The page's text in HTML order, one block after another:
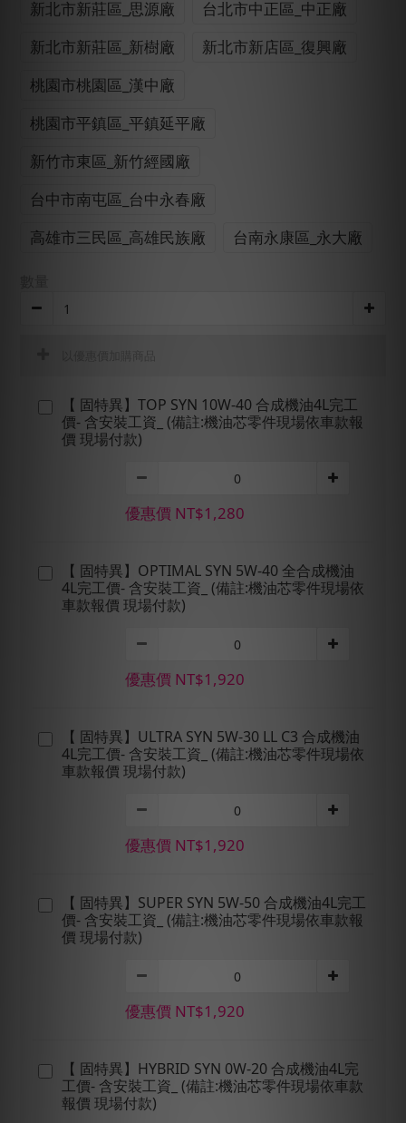
新北市新莊區_思源廠
台北市中正區_中正廠
新北市新莊區_新樹廠
新北市新店區_復興廠
桃園市桃園區_漢中廠
桃園市平鎮區_平鎮延平廠
新竹市東區_新竹經國廠
台中市南屯區_台中永春廠
高雄市三民區_高雄民族廠
台南永康區_永大廠
【 固特異】TOP SYN 10W-40 合成機油4L完工
價- 含安裝工資_ (備註:機油芯零件現場依車款報
價 現場付款)
優惠價 NT$1,280
【 固特異】OPTIMAL SYN 5W-40 全合成機油
4L完工價- 含安裝工資_ (備註:機油芯零件現場依
車款報價 現場付款)
優惠價 NT$1,920
【 固特異】ULTRA SYN 5W-30 LL C3 合成機油
4L完工價- 含安裝工資_ (備註:機油芯零件現場依
車款報價 現場付款)
優惠價 NT$1,920
【 固特異】SUPER SYN 5W-50 合成機油4L完工
價- 含安裝工資_ (備註:機油芯零件現場依車款報
價 現場付款)
優惠價 NT$1,920
【 固特異】HYBRID SYN 0W-20 合成機油4L完
工價- 含安裝工資_ (備註:機油芯零件現場依車款
報價 現場付款)